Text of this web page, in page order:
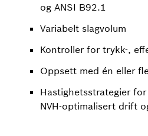
og ANSI B92.1
Variabelt slagvolum
Kontroller for trykk-,
Oppsett med én eller
Hastighetsstrategier
NVH-optimalisert drift